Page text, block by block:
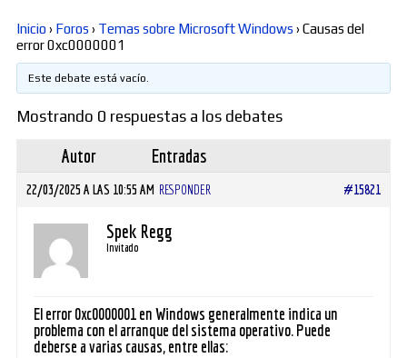
Diversos
Soporte
Foros
Inicio› Foros › Temas sobre Microsoft Windows › Causas del
error 0xc0000001
Este debate está vacío.
Mostrando 0 respuestas a los debates
Autor Entradas
22/03/2025 A LAS 10:55 AM #15821
RESPONDER
Spek Regg
Invitado
El error 0xc0000001 en Windows generalmente indica un
problema con el arranque del sistema operativo. Puede
deberse a varias causas, entre ellas: